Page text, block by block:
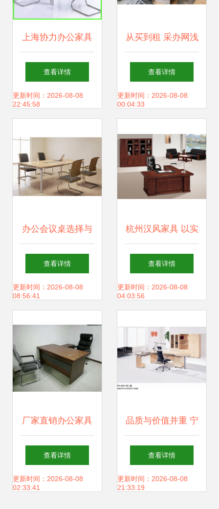
上海协力办公家具
助力高效办公，家
用电器的Smart
查看详情
更新时间：2026-08-08
22:45:58
从买到租 采办网浅
谈办公家具租赁的
兴起与电商生态
查看详情
更新时间：2026-08-08
00:04:33
办公会议桌选择与
定制全攻略 打造高
效专业的会议空间
查看详情
更新时间：2026-08-08
08:56:41
杭州汉风家具 以实
木大班桌定义总裁
办公新高度
查看详情
更新时间：2026-08-08
04:03:56
厂家直销办公家具
质量与信心的支撑
基石
查看详情
更新时间：2026-08-08
02:33:41
品质与价值并重 宁
波康泰办公家具厂
大班桌与主席办公
查看详情
更新时间：2026-08-08
21:33:19